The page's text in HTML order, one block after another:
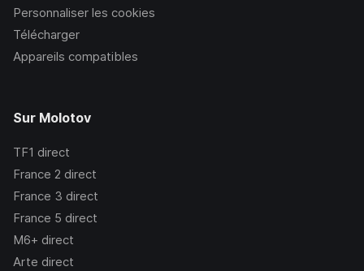
Personnaliser les cookies
Télécharger
Appareils compatibles
Sur Molotov
TF1 direct
France 2 direct
France 3 direct
France 5 direct
M6+ direct
Arte direct